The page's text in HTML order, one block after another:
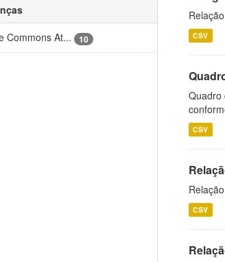
Commons At...
10 CSV
Quadro
CSV
CSV